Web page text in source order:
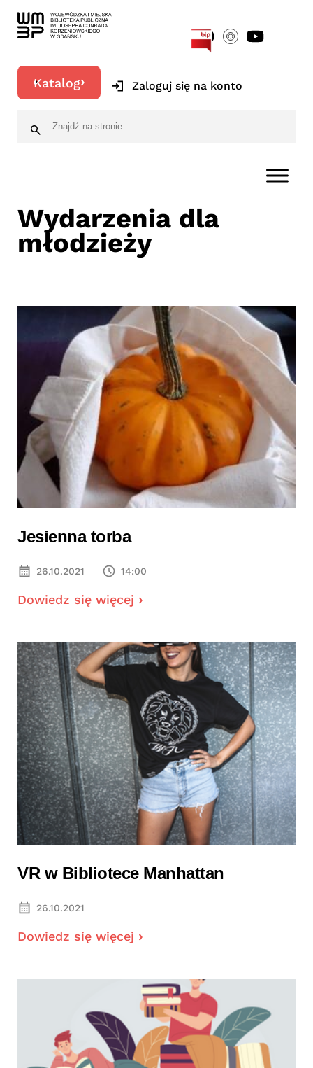
Katalog Zaloguj się na konto
Wydarzenia dla
młodzieży
Jesienna torba
26.10.2021 14:00
Dowiedz się więcej
VR w Bibliotece Manhattan
26.10.2021
Dowiedz się więcej